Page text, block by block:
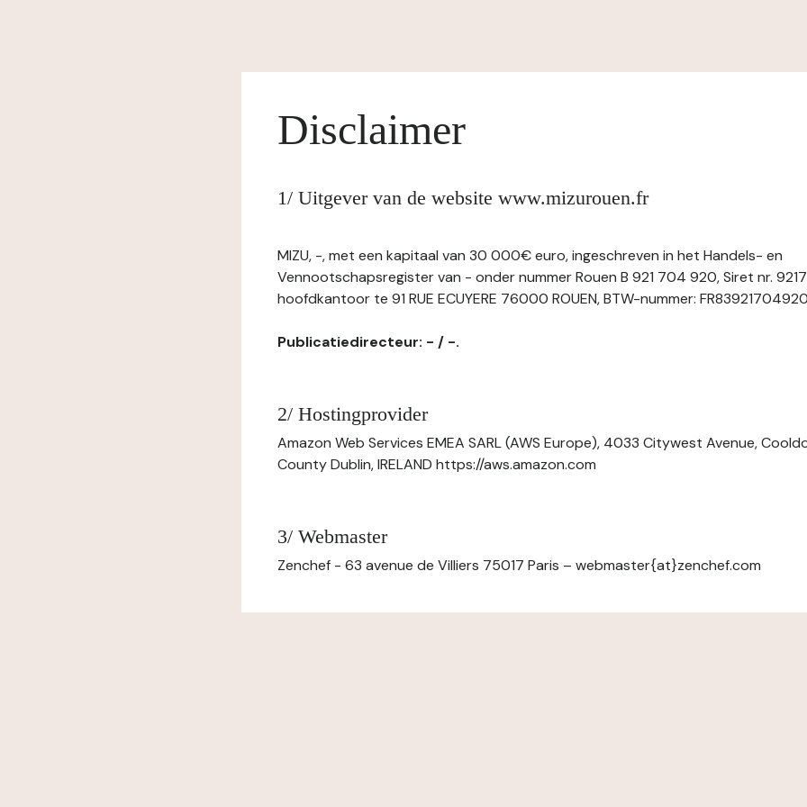
Disclaimer
1/ Uitgever van de website www.mizurouen.fr
MIZU, -, met een kapitaal van 30 000€ euro, ingeschreven in het Handels- en
Vennootschapsregister van - onder nummer Rouen B 921 704 920, Siret nr.
hoofdkantoor te 91 RUE ECUYERE 76000 ROUEN, BTW-nummer:
Publicatiedirecteur: - / -.
2/ Hostingprovider
Amazon Web Services EMEA SARL (AWS Europe), 4033 Citywest Avenue,
County Dublin, IRELAND https://aws.amazon.com
3/ Webmaster
Zenchef - 63 avenue de Villiers 75017 Paris – webmaster{at}zenchef.com